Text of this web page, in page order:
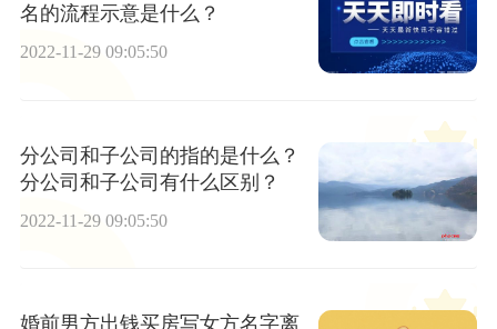
名的流程示意是什么？
2022-11-29 09:05:50
分公司和子公司的指的是什么？
分公司和子公司有什么区别？
2022-11-29 09:05:50
婚前男方出钱买房写女方名字离